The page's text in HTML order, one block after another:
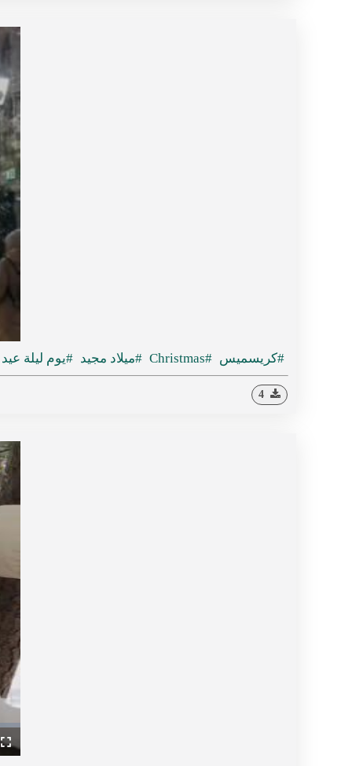
#كريسميس #Christmas #ميلاد مجيد #يوم ليلة عيد